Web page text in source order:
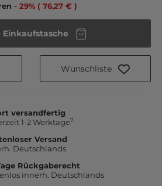
- 29% ( 76,27 € )
Einkaufstasche
Wunschliste
versandfertig
1-2 Werktage7
Versand
Deutschlands
Rückgaberecht
innerh. Deutschlands